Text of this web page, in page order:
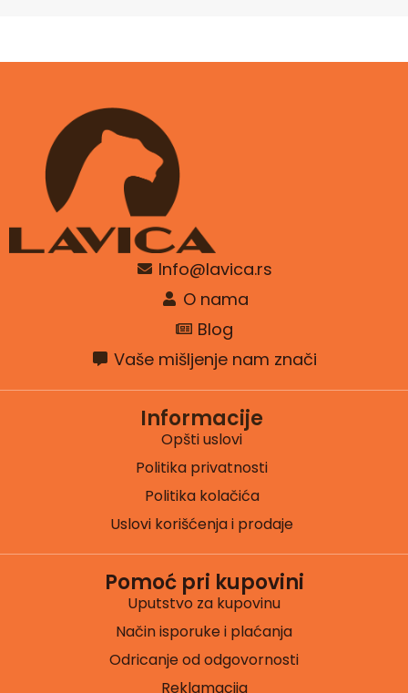
Info@lavica.rs
O nama
Blog
Vaše mišljenje nam znači
Informacije
Opšti uslovi
Politika privatnosti
Politika kolačića
Uslovi korišćenja i prodaje
Pomoć pri kupovini
Uputstvo za kupovinu
Način isporuke i plaćanja
Odricanje od odgovornosti
Reklamacija